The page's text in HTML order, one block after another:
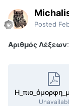
Posted
Αριθμός Λέξεων